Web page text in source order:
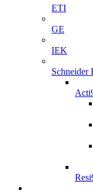
ETI
GE
IEK
Schneider